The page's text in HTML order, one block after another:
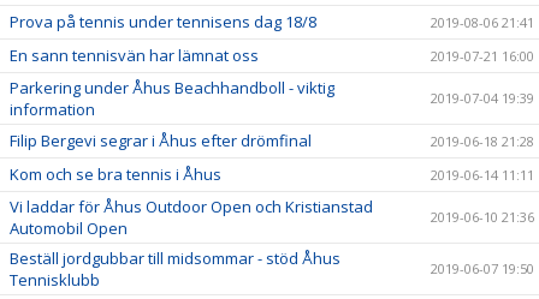
Prova på tennis under tennisens dag 18/8 2019-08-06 21:41
En sann tennisvän har lämnat oss 2019-07-21 16:00
Parkering under Åhus Beachhandboll - viktig
information
2019-07-04 19:39
Filip Bergevi segrar i Åhus efter drömfinal 2019-06-18 21:28
Kom och se bra tennis i Åhus 2019-06-14 11:11
Vi laddar för Åhus Outdoor Open och Kristianstad
Automobil Open
2019-06-10 21:36
Beställ jordgubbar till midsommar - stöd Åhus
Tennisklubb
2019-06-07 19:50